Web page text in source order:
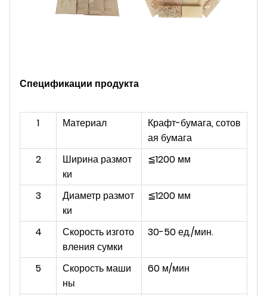
Спецификации продукта
1 Материал
Крафт-бумага, сотов
ая бумага
2
Ширина размот
ки
≦1200 мм
3
Диаметр размот
ки
≦1200 мм
4
Скорость изгото
вления сумки
30-50 ед./мин.
5
Скорость маши
ны
60 м/мин